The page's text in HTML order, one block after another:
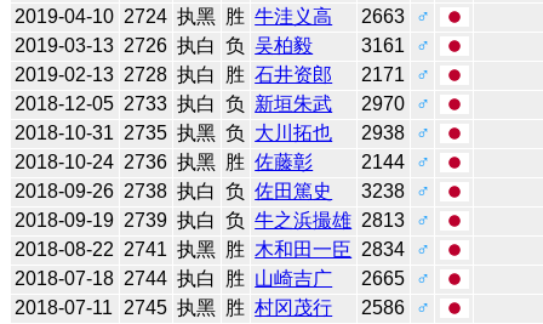
2019-04-10 2724 执黑 胜 牛洼义高 2663
♂
2019-03-13 2726 执白 负 吴柏毅 3161
♂
2019-02-13 2728 执白 胜 石井资郎 2171
♂
2018-12-05 2733 执白 负 新垣朱武 2970
♂
2018-10-31 2735 执黑 负 大川拓也 2938
♂
2018-10-24 2736 执黑 胜 佐藤彰 2144
♂
2018-09-26 2738 执白 负 佐田篤史 3238
♂
2018-09-19 2739 执白 负 牛之浜撮雄 2813
♂
2018-08-22 2741 执黑 胜 木和田一臣 2834
♂
2018-07-18 2744 执白 胜 山崎吉广 2665
♂
2018-07-11
2745 执黑 胜 村冈茂行 2586
♂